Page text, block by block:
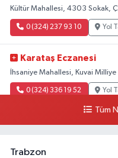
Kültür Mahallesi, 4303 Sokak,
0 (324) 237 93 10 Yol
Karataş Eczanesi
İhsaniye Mahallesi, Kuvai
0 (324) 336 19 52 Yol
Tüm
Trabzon